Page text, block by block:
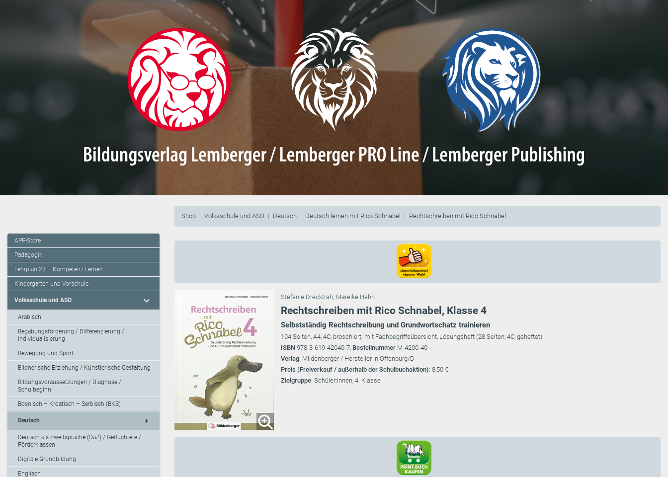
Shop Volksschule und ASO Deutsch Deutsch lernen mit Rico Schnabel Rechtschreiben mit Rico Schnabel
APP-Store
Pädagogik
Lehrplan 23 – Kompetenz Lernen
Kindergarten und Vorschule
Volksschule und ASO expand_more
Arabisch
Begabungsförderung / Differenzierung /
Individualisierung
Bewegung und Sport
Bildnerische Erziehung / Künstlerische Gestaltung
Bildungsvoraussetzungen / Diagnose /
Schulbeginn
Bosnisch – Kroatisch – Serbisch (BKS)
Deutsch arrow_right
Deutsch als Zweitsprache (DaZ) / Geflüchtete /
Förderklassen
Digitale Grundbildung
Englisch
Stefanie Drecktrah; Mareike Hahn
Rechtschreiben mit Rico Schnabel, Klasse 4
Selbstständig Rechtschreibung und Grundwortschatz trainieren
104 Seiten, A4, 4C, broschiert; mit Fachbegriffsübersicht, Lösungsheft (28 Seiten, 4C, geheftet)
ISBN 978-3-619-42040-7, Bestellnummer M-4200-40
Verlag: Mildenberger / Hersteller in Offenburg/D
Preis (Freiverkauf / außerhalb der Schulbuchaktion): 8,50 €
Zielgruppe: Schüler:innen, 4. Klasse